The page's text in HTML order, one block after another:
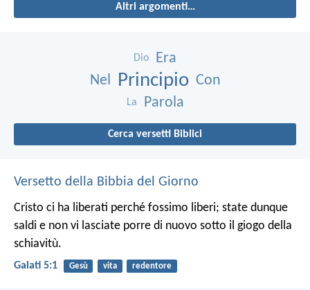
Altri argomenti…
Dio
Era
Nel
Principio Con
La Parola
Cerca versetti Biblici
Versetto della Bibbia del Giorno
Cristo ci ha liberati perché fossimo liberi; state dunque
saldi e non vi lasciate porre di nuovo sotto il giogo della
schiavitù.
Galati 5:1 Gesù vita redentore